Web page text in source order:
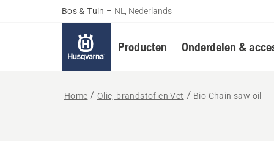
Bos & Tuin – NL, Nederlands
Producten Onderdelen &
Home Olie, brandstof en Vet Bio Chain saw oil